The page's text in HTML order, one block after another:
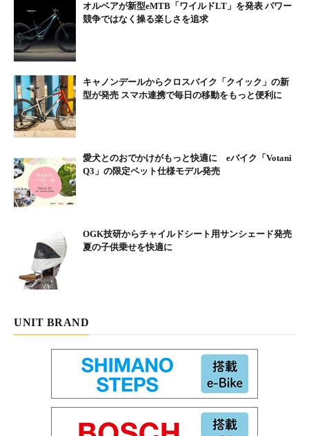
オルベアが新型eMTB「ワイルドLT」を発表 パワー
競争ではなく操る楽しさを追求
キャノンデールからクロスバイク「クイック」の新
型が発売 スマホ連携で毎日の移動をもっと便利に
愛犬とのおでかけがもっと快適に eバイク「Votani
Q3」の限定ペット仕様モデル発売
OGK技研からチャイルドシート用サンシェード発売
夏の子供乗せを快適に
UNIT BRAND